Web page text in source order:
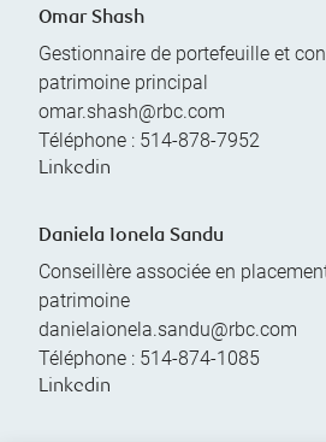
Omar Shash
Gestionnaire de portefeuille et
patrimoine principal
omar.shash@rbc.com
Téléphone : 514-878-7952
Linkedin
Daniela Ionela Sandu
Conseillère associée en
patrimoine
danielaionela.sandu@rbc.com
Téléphone : 514-874-1085
Linkedin